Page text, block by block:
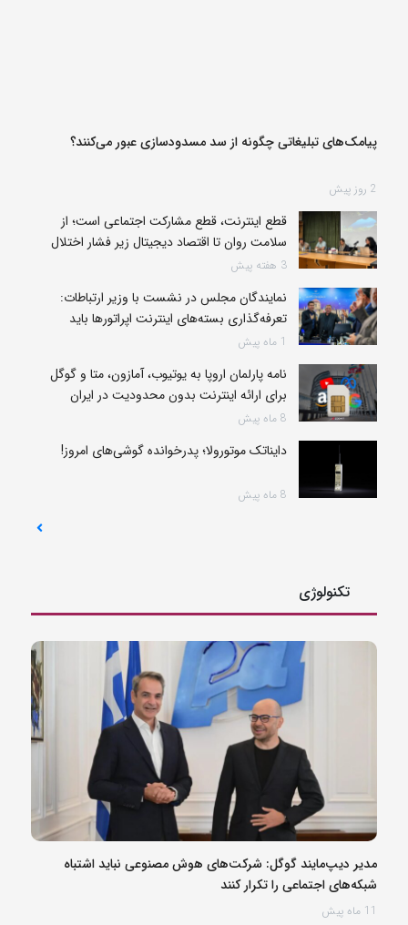
پیامک‌های تبلیغاتی چگونه از سد مسدودسازی عبور می‌کنند؟
2 روز پیش
قطع اینترنت، قطع مشارکت اجتماعی است؛ از
سلامت روان تا اقتصاد دیجیتال زیر فشار اختلال
3 هفته پیش
نمایندگان مجلس در نشست با وزیر ارتباطات:
تعرفه‌گذاری بسته‌های اینترنت اپراتورها باید
متناسب با ارائه خدمات باشد1 ماه پیش
نامه پارلمان اروپا به یوتیوب، آمازون‌، متا و گوگل
برای ارائه اینترنت بدون محدودیت در ایران
8 ماه پیش
دایناتک موتورولا؛ پدرخوانده‌ گوشی‌های امروز!
8 ماه پیش
تکنولوژی
مدیر دیپ‌مایند گوگل: شرکت‌های هوش مصنوعی نباید اشتباه
شبکه‌های اجتماعی را تکرار کنند
11 ماه پیش